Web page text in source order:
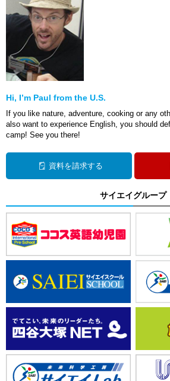
Hi, I’m Paul from the U.S.
If you like nature, adventure, cooking or any
also want to experience English, you should
camp! See you there!
資料を請求する
サイエイグループ